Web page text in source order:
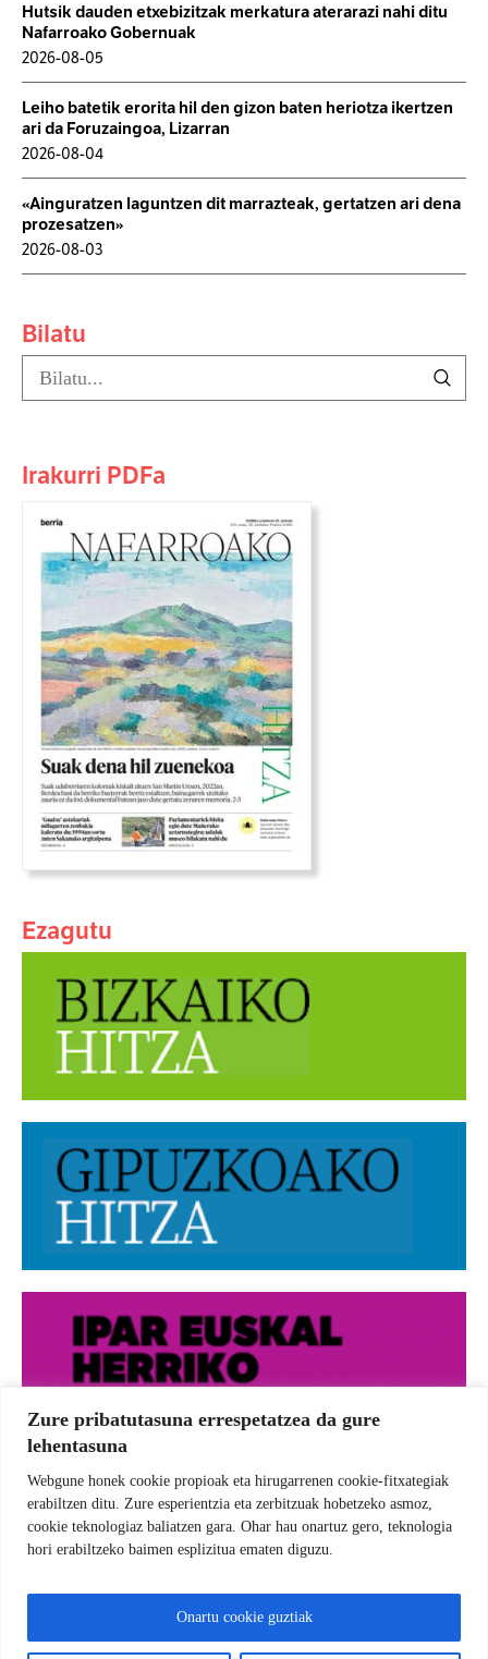
Zure pribatutasuna errespetatzea da gure
lehentasuna
Webgune honek cookie propioak eta hirugarrenen cookie-fitxategiak
erabiltzen ditu. Zure esperientzia eta zerbitzuak hobetzeko asmoz,
cookie teknologiaz baliatzen gara. Ohar hau onartuz gero, teknologia
hori erabiltzeko baimen esplizitua ematen diguzu.
Onartu cookie guztiak
Hutsik dauden etxebizitzak merkatura aterarazi nahi ditu
Nafarroako Gobernuak
2026-08-05
Leiho batetik erorita hil den gizon baten heriotza ikertzen
ari da Foruzaingoa, Lizarran
2026-08-04
«Ainguratzen laguntzen dit marrazteak, gertatzen ari dena
prozesatzen»
2026-08-03
Bilatu
Irakurri PDFa
Ezagutu